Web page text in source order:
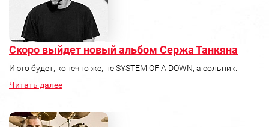
Скоро выйдет новый альбом Сержа Танкяна
И это будет, конечно же, не SYSTEM OF A DOWN, а сольник.
Читать далее